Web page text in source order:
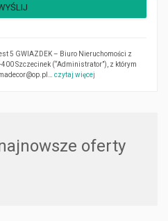
5 GWIAZDEK – Biuro Nieruchomości z
Szczecinek (“Administrator”), z którym
czytaj więcej
oferty